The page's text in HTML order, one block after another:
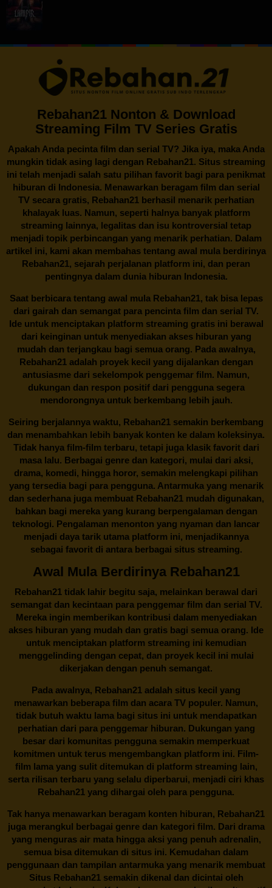
Rebahan21 Nonton & Download
Streaming Film TV Series Gratis
Apakah Anda pecinta film dan serial TV? Jika iya, maka Anda
mungkin tidak asing lagi dengan Rebahan21. Situs streaming
ini telah menjadi salah satu pilihan favorit bagi para penikmat
hiburan di Indonesia. Menawarkan beragam film dan serial
TV secara gratis, Rebahan21berhasil menarik perhatian
khalayak luas. Namun, seperti halnya banyak platform
streaming lainnya, legalitas dan isu kontroversial tetap
menjadi topik perbincangan yang menarik perhatian. Dalam
artikel ini, kami akan membahas tentang awal mula berdirinya
Rebahan21, sejarah perjalanan platform ini, dan peran
pentingnya dalam dunia hiburan Indonesia.
Saat berbicara tentang awal mula Rebahan21, tak bisa lepas
dari gairah dan semangat para pencinta film dan serial TV.
Ide untuk menciptakan platform streaming gratis ini berawal
dari keinginan untuk menyediakan akses hiburan yang
mudah dan terjangkau bagi semua orang. Pada awalnya,
Rebahan21 adalah proyek kecil yang dijalankan dengan
antusiasme dari sekelompok penggemar film. Namun,
dukungan dan respon positif dari pengguna segera
mendorongnya untuk berkembang lebih jauh.
Seiring berjalannya waktu, Rebahan21 semakin berkembang
dan menambahkan lebih banyak konten ke dalam koleksinya.
Tidak hanya film-film terbaru, tetapi juga klasik favorit dari
masa lalu. Berbagai genre dan kategori, mulai dari aksi,
drama, komedi, hingga horor, semakin melengkapi pilihan
yang tersedia bagi para pengguna. Antarmuka yang menarik
dan sederhana juga membuatRebahan21mudah digunakan,
bahkan bagi mereka yang kurang berpengalaman dengan
teknologi. Pengalaman menonton yang nyaman dan lancar
menjadi daya tarik utama platform ini, menjadikannya
sebagai favorit di antara berbagai situs streaming.
Awal Mula Berdirinya Rebahan21
Rebahan21 tidak lahir begitu saja, melainkan berawal dari
semangat dan kecintaan para penggemar film dan serial TV.
Mereka ingin memberikan kontribusi dalam menyediakan
akses hiburan yang mudah dan gratis bagi semua orang. Ide
untuk menciptakan platform streaming ini kemudian
menggelinding dengan cepat, dan proyek kecil ini mulai
dikerjakan dengan penuh semangat.
Pada awalnya, Rebahan21 adalah situs kecil yang
menawarkan beberapa film dan acara TV populer. Namun,
tidak butuh waktu lama bagi situs ini untuk mendapatkan
perhatian dari para penggemar hiburan. Dukungan yang
besar dari komunitas pengguna semakin memperkuat
komitmen untuk terus mengembangkan platform ini. Film-
film lama yang sulit ditemukan di platform streaming lain,
serta rilisan terbaru yang selalu diperbarui, menjadi ciri khas
Rebahan21 yang dihargai oleh para pengguna.
Tak hanya menawarkan beragam konten hiburan, Rebahan21
juga merangkul berbagai genre dan kategori film. Dari drama
yang menguras air mata hingga aksi yang penuh adrenalin,
semua bisa ditemukan di situs ini. Kemudahan dalam
penggunaan dan tampilan antarmuka yang menarik membuat
Situs Rebahan21semakin dikenal dan dicintai oleh